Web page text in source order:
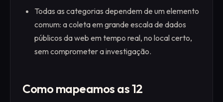
Todas as categorias dependem de um elemento
comum: a coleta em grande escala de dados
públicos da web em tempo real, no local certo,
sem comprometer a investigação.
Como mapeamos as 12